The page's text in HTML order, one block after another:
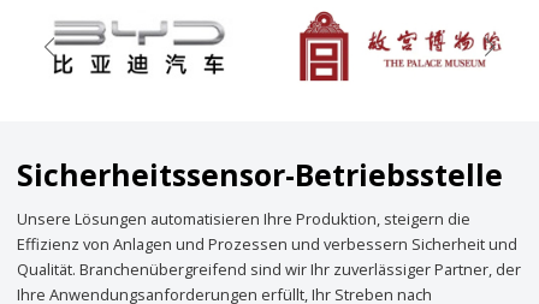
Sicherheitssensor-Betriebsstelle
Unsere Lösungen automatisieren Ihre Produktion, steigern die
Effizienz von Anlagen und Prozessen und verbessern Sicherheit und
Qualität. Branchenübergreifend sind wir Ihr zuverlässiger Partner, der
Ihre Anwendungsanforderungen erfüllt, Ihr Streben nach